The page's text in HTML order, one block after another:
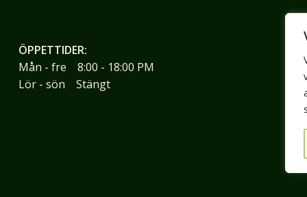
ÖPPETTIDER:
Mån - fre 8:00 - 18:00 PM
Lör - sön Stängt